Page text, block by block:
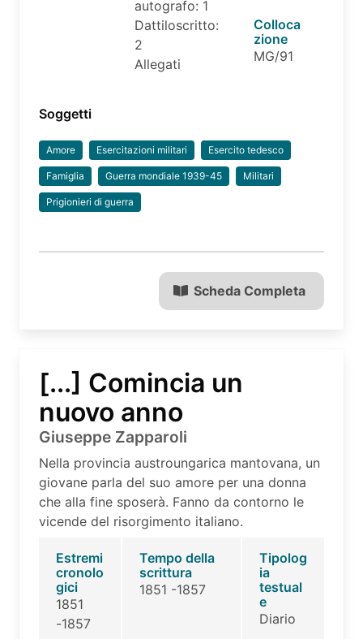
autografo: 1
Dattiloscritto:
2
Allegati
Colloca
zione
MG/91
Soggetti
Amore Esercitazioni militari Esercito tedesco
Famiglia Guerra mondiale 1939-45 Militari
Prigionieri di guerra
Scheda Completa
[...] Comincia un
nuovo anno
Giuseppe Zapparoli
Nella provincia austroungarica mantovana, un
giovane parla del suo amore per una donna
che alla fine sposerà. Fanno da contorno le
vicende del risorgimento italiano.
Estremi
cronolo
gici
1851
-1857
Tempo della
scrittura
1851 -1857
Tipolog
ia
testual
e
Diario